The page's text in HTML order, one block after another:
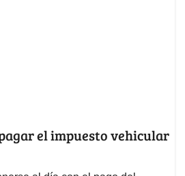
el impuesto vehicular